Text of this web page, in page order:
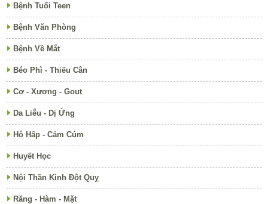
Bệnh Tuổi Teen
Bệnh Văn Phòng
Bệnh Về Mắt
Béo Phì - Thiếu Cân
Cơ - Xương - Gout
Da Liễu - Dị Ứng
Hô Hấp - Cảm Cúm
Huyết Học
Nội Thần Kinh Đột Quỵ
Răng - Hàm - Mặt